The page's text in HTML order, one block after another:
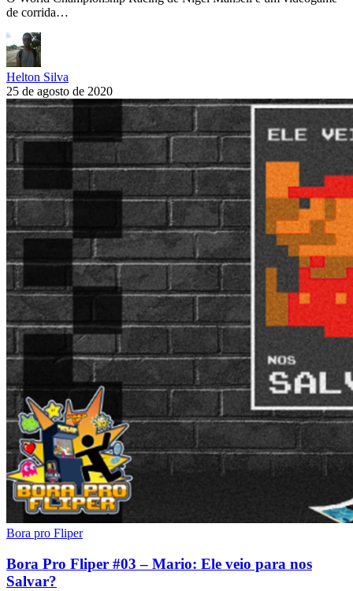
de corrida…
Helton Silva
25 de agosto de 2020
Bora pro Fliper
Bora Pro Fliper #03 – Mario: Ele veio para nos
Salvar?